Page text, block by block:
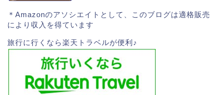
＊Amazonのアソシエイトとして、このブログは適格販売
により収入を得ています
旅行に行くなら楽天トラベルが便利♪